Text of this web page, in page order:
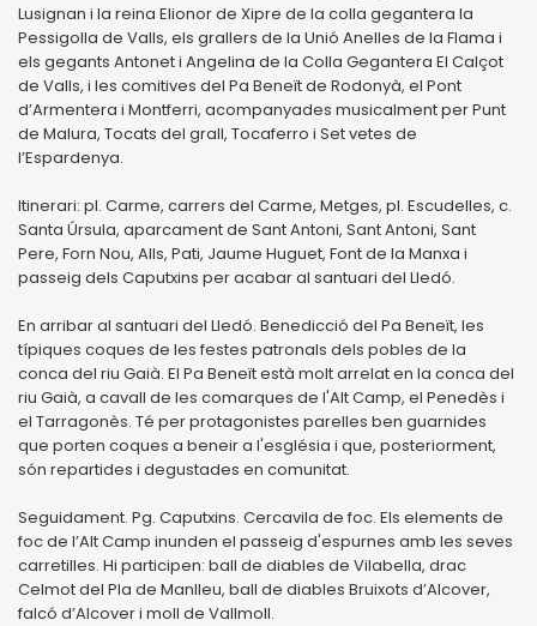
Lusignan i la reina Elionor de Xipre de la colla gegantera la
Pessigolla de Valls, els grallers de la Unió Anelles de la Flama i
els gegants Antonet i Angelina de la Colla Gegantera El Calçot
de Valls, i les comitives del Pa Beneït de Rodonyà, el Pont
d’Armentera i Montferri, acompanyades musicalment per Punt
de Malura, Tocats del grall, Tocaferro i Set vetes de
l’Espardenya.
Itinerari: pl. Carme, carrers del Carme, Metges, pl. Escudelles, c.
Santa Úrsula, aparcament de Sant Antoni, Sant Antoni, Sant
Pere, Forn Nou, Alls, Pati, Jaume Huguet, Font de la Manxa i
passeig dels Caputxins per acabar al santuari del Lledó.
En arribar al santuari del Lledó. Benedicció del Pa Beneït, les
típiques coques de les festes patronals dels pobles de la
conca del riu Gaià. El Pa Beneït està molt arrelat en la conca del
riu Gaià, a cavall de les comarques de l'Alt Camp, el Penedès i
el Tarragonès. Té per protagonistes parelles ben guarnides
que porten coques a beneir a l'església i que, posteriorment,
són repartides i degustades en comunitat.
Seguidament. Pg. Caputxins. Cercavila de foc. Els elements de
foc de l’Alt Camp inunden el passeig d'espurnes amb les seves
carretilles. Hi participen: ball de diables de Vilabella, drac
Celmot del Pla de Manlleu, ball de diables Bruixots d’Alcover,
falcó d’Alcover i moll de Vallmoll.